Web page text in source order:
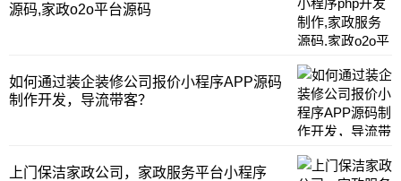
源码,家政o2o平台源码
如何通过装企装修公司报价小程序APP源码
制作开发，导流带客？
上门保洁家政公司，家政服务平台小程序